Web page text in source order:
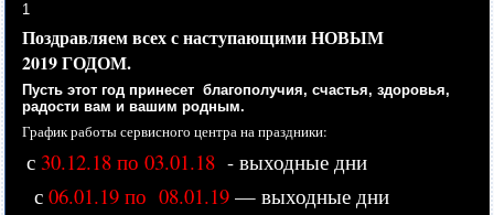
1
Поздравляем всехс наступающимиНОВЫМ
2019 ГОДОМ.
Пусть этот год принесет благополучия, счастья, здоровья,
радости вами вашим родным.
График работы сервисного центрана праздники:
с 30.12.18 по 03.01.18 - выходные дни
с06.01.19 по 08.01.19 — выходные дни